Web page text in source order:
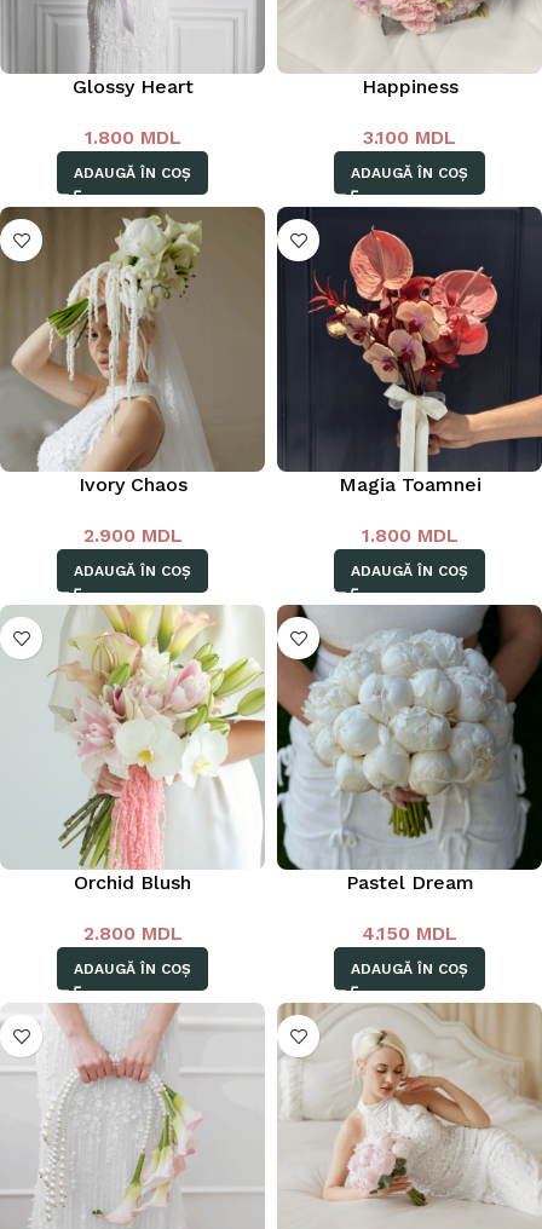
Glossy Heart
1.800 MDL
ADAUGĂ ÎN COȘ
Happiness
3.100 MDL
ADAUGĂ ÎN COȘ
Ivory Chaos
2.900 MDL
ADAUGĂ ÎN COȘ
Magia Toamnei
1.800 MDL
ADAUGĂ ÎN COȘ
Orchid Blush
2.800 MDL
ADAUGĂ ÎN COȘ
Pastel Dream
4.150 MDL
ADAUGĂ ÎN COȘ